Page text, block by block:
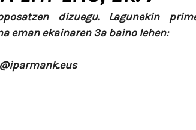
dizuegu. Lagunekin
eman ekainaren 3a baino lehen: